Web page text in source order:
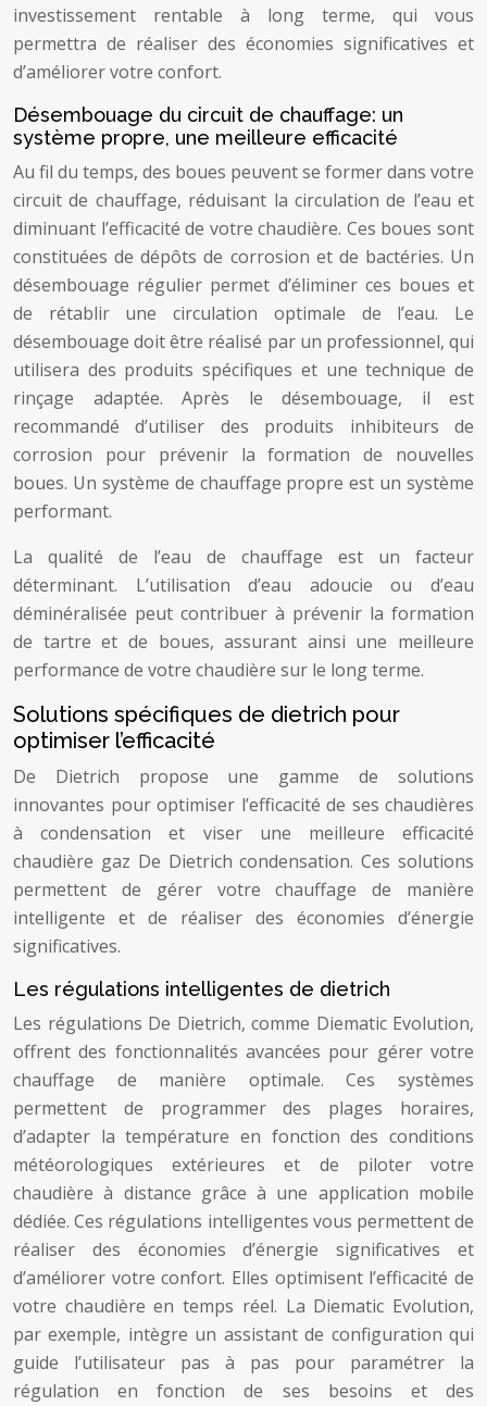
investissement rentable à long terme, qui vous
permettra de réaliser des économies significatives et
d’améliorer votre confort.
Désembouage du circuit de chauffage: un
système propre, une meilleure efficacité
Au fil du temps, des boues peuvent se former dans votre
circuit de chauffage, réduisant la circulation de l’eau et
diminuant l’efficacité de votre chaudière. Ces boues sont
constituées de dépôts de corrosion et de bactéries. Un
désembouage régulier permet d’éliminer ces boues et
de rétablir une circulation optimale de l’eau. Le
désembouage doit être réalisé par un professionnel, qui
utilisera des produits spécifiques et une technique de
rinçage adaptée. Après le désembouage, il est
recommandé d’utiliser des produits inhibiteurs de
corrosion pour prévenir la formation de nouvelles
boues. Un système de chauffage propre est un système
performant.
La qualité de l’eau de chauffage est un facteur
déterminant. L’utilisation d’eau adoucie ou d’eau
déminéralisée peut contribuer à prévenir la formation
de tartre et de boues, assurant ainsi une meilleure
performance de votre chaudière sur le long terme.
Solutions spécifiques de dietrich pour
optimiser l’efficacité
De Dietrich propose une gamme de solutions
innovantes pour optimiser l’efficacité de ses chaudières
à condensation et viser une meilleure efficacité
chaudière gaz De Dietrich condensation. Ces solutions
permettent de gérer votre chauffage de manière
intelligente et de réaliser des économies d’énergie
significatives.
Les régulations intelligentes de dietrich
Les régulations De Dietrich, comme Diematic Evolution,
offrent des fonctionnalités avancées pour gérer votre
chauffage de manière optimale. Ces systèmes
permettent de programmer des plages horaires,
d’adapter la température en fonction des conditions
météorologiques extérieures et de piloter votre
chaudière à distance grâce à une application mobile
dédiée. Ces régulations intelligentes vous permettent de
réaliser des économies d’énergie significatives et
d’améliorer votre confort. Elles optimisent l’efficacité de
votre chaudière en temps réel. La Diematic Evolution,
par exemple, intègre un assistant de configuration qui
guide l’utilisateur pas à pas pour paramétrer la
régulation en fonction de ses besoins et des